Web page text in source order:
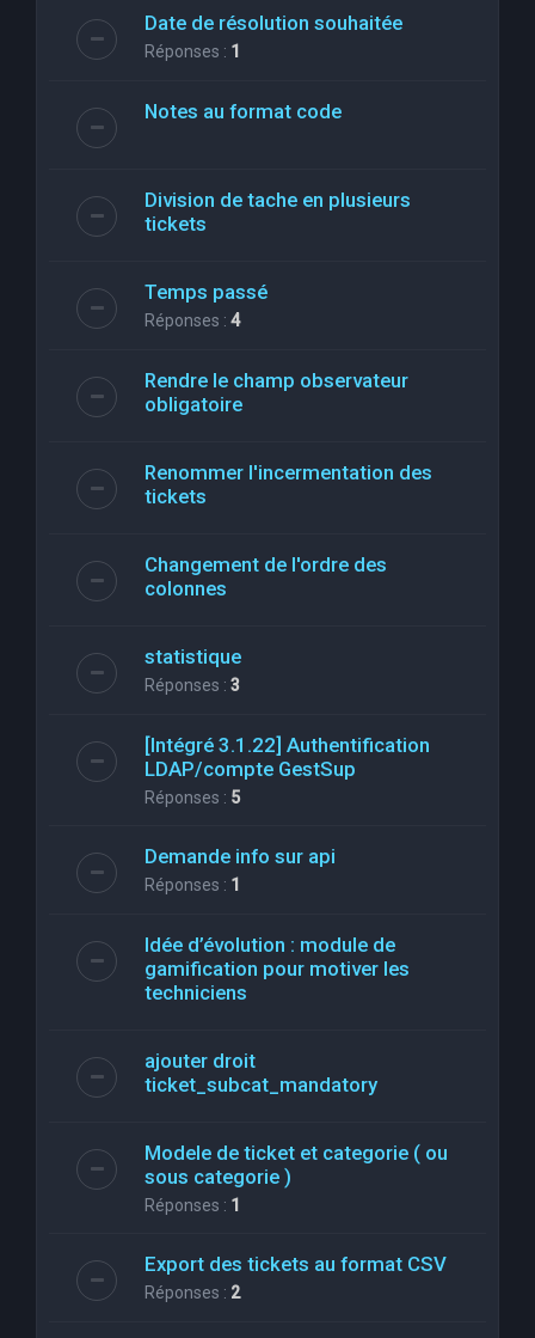
Date de résolution souhaitée
Réponses : 1
Notes au format code
Division de tache en plusieurs
tickets
Temps passé
Réponses : 4
Rendre le champ observateur
obligatoire
Renommer l'incermentation des
tickets
Changement de l'ordre des
colonnes
statistique
Réponses : 3
[Intégré 3.1.22] Authentification
LDAP/compte GestSup
Réponses : 5
Demande info sur api
Réponses : 1
Idée d’évolution : module de
gamification pour motiver les
techniciens
ajouter droit
ticket_subcat_mandatory
Modele de ticket et categorie ( ou
sous categorie )
Réponses : 1
Export des tickets au format CSV
Réponses : 2